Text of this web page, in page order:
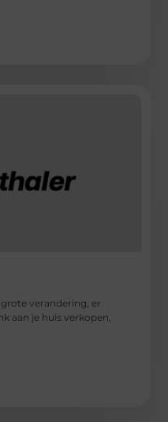
verandering, er
aan je huis verkopen,